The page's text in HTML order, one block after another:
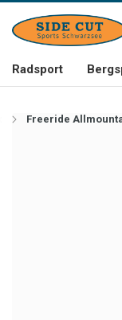
Radsport
Freeride